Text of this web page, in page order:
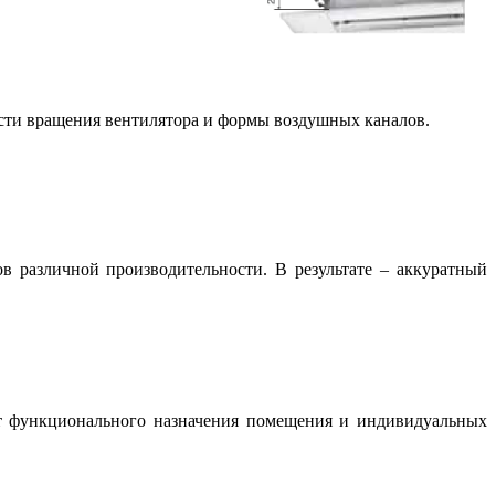
вращения вентилятора и формы воздушных каналов.
производительности. В результате – аккуратный
назначения помещения и индивидуальных